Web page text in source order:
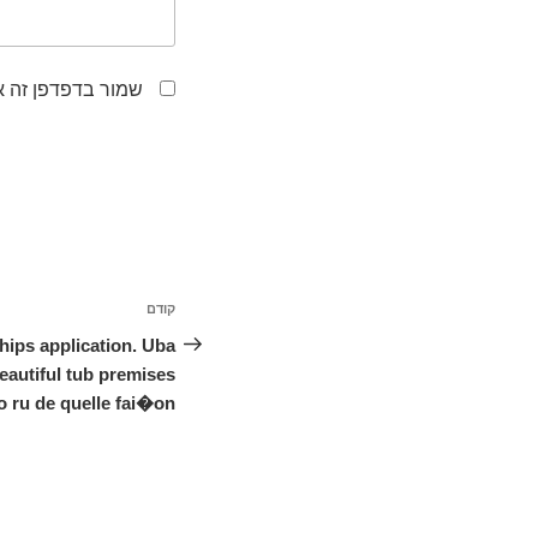
שמור בדפדפן
ניווט
הפוסט
הקודם
קודם
application. Uba
tub premises
ru de quelle fai�on